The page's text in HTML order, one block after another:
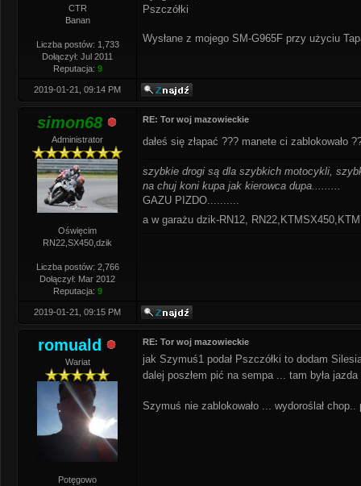
CTR
Banan
Liczba postów: 1,733
Dołączył: Jul 2011
Reputacja: 9
Pszczółki
Wysłane z mojego SM-G965F przy użyciu
2019-01-21, 09:14 PM
simon68
Administrator
Oświęcim
RN22,SX450,dzik
Liczba postów: 2,766
Dołączył: Mar 2012
Reputacja: 9
RE: Tor woj mazowieckie
dałeś się złapać ??? manete ci zablokowało
szybkie drogi są dla szybkich motocykli,
na chuj koni kupa jak kierowca dupa.........
GAZU PIZDO..........
a w garażu dzik-RN12,
2019-01-21, 09:15 PM
romuald
Wariat
Potęgowo
RE: Tor woj mazowieckie
jak Szymuś1 podał Pszczółki to dodam
dalej poszłem pić na sempa ... tam była
Szymuś nie zablokowało ... wydoroślał